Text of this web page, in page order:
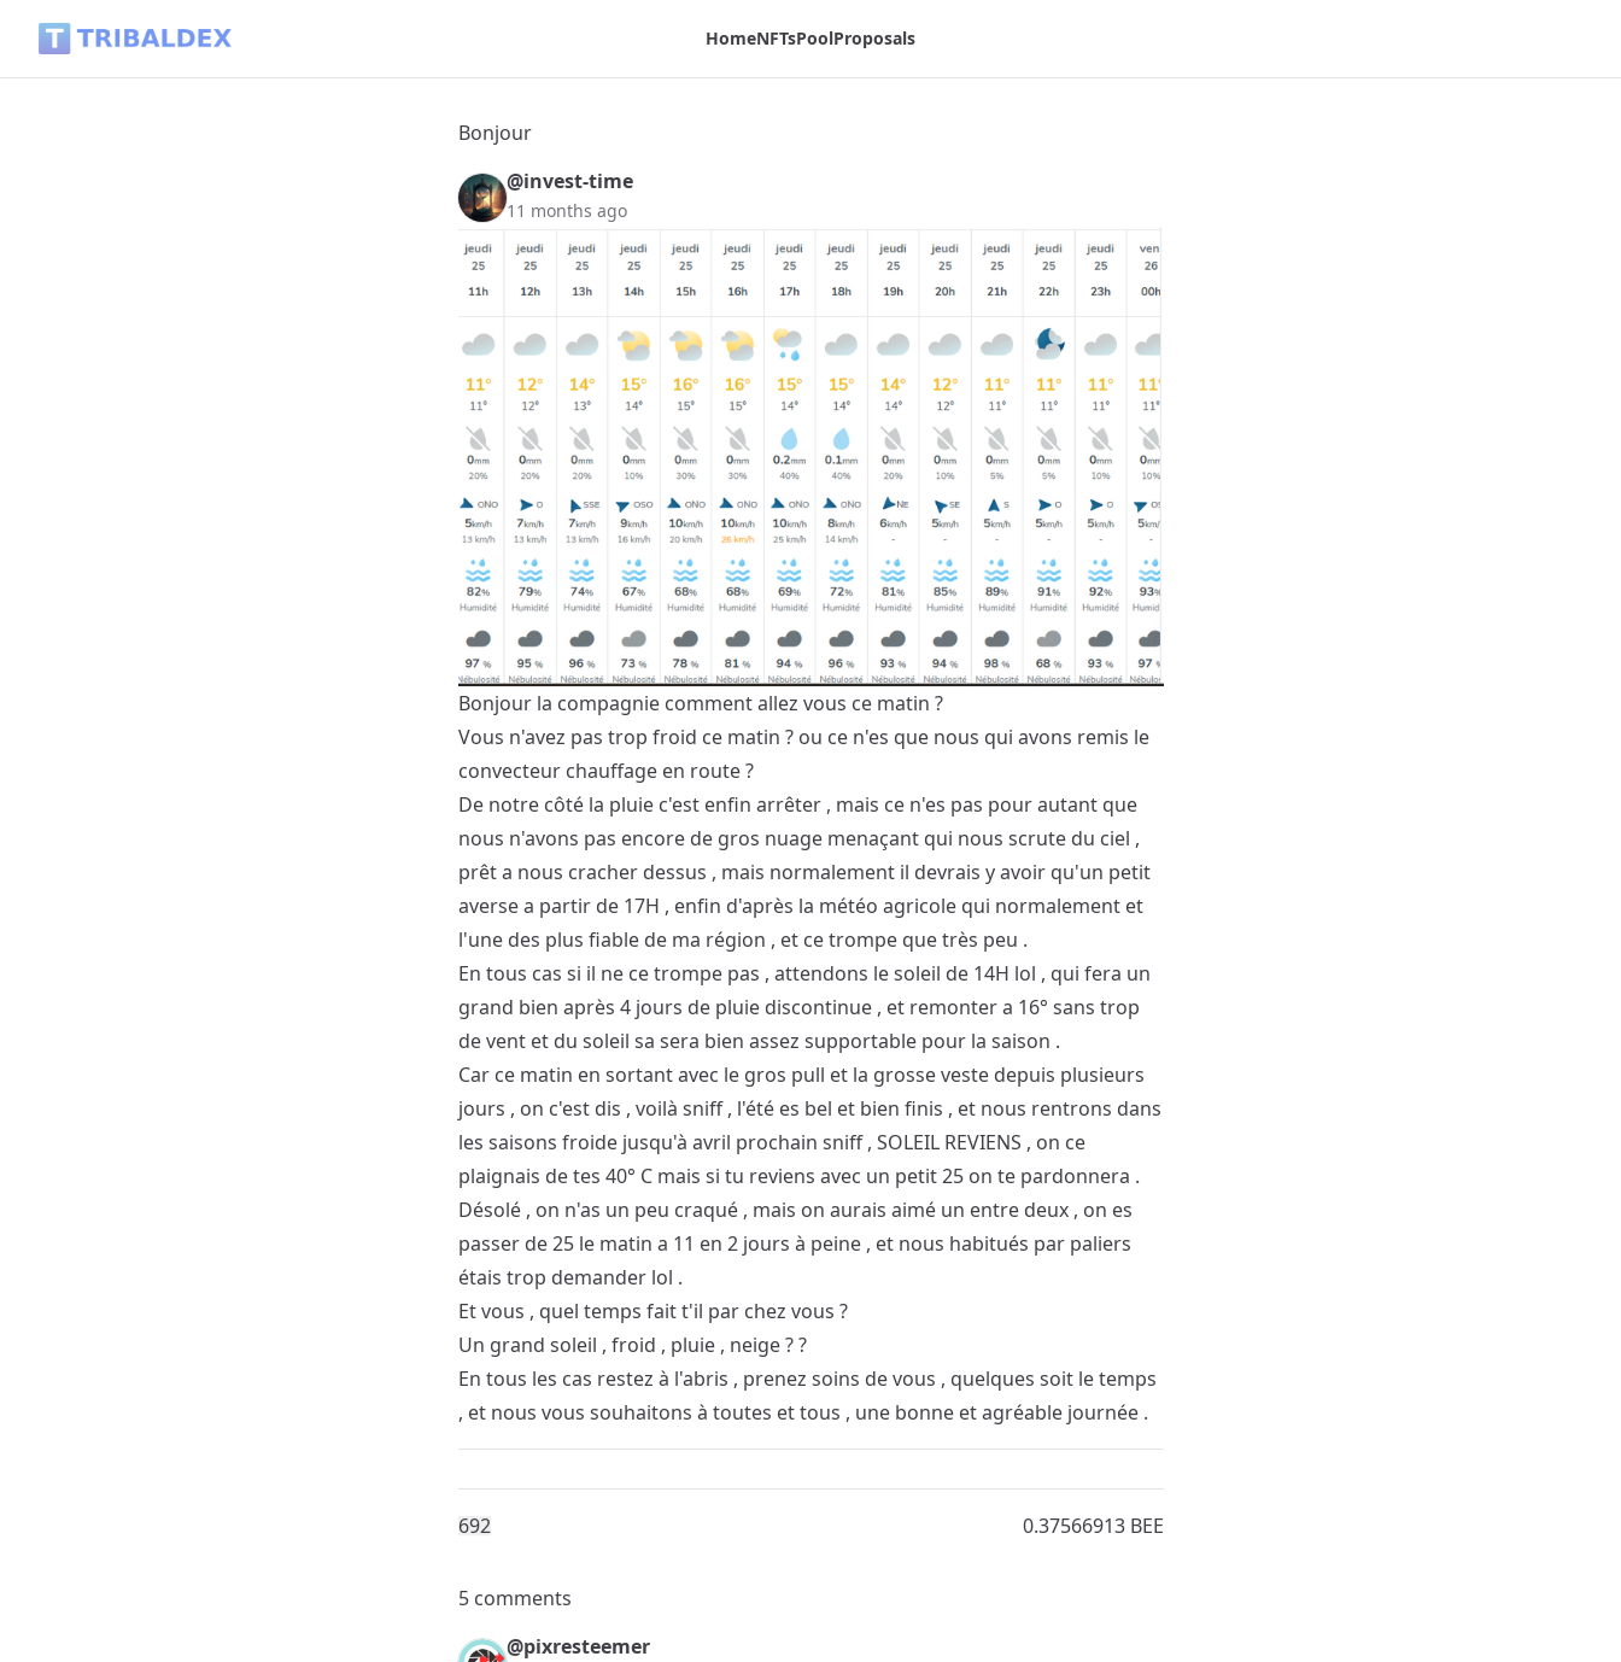
HomeNFTsPoolProposals
Bonjour
@invest-time
11 months ago
Bonjour la compagnie comment allez vous ce matin ?
Vous n'avez pas trop froid ce matin ? ou ce n'es que nous qui avons remis le
convecteur chauffage en route ?
De notre côté la pluie c'est enfin arrêter , mais ce n'es pas pour autant que
nous n'avons pas encore de gros nuage menaçant qui nous scrute du ciel ,
prêt a nous cracher dessus , mais normalement il devrais y avoir qu'un petit
averse a partir de 17H , enfin d'après la météo agricole qui normalement et
l'une des plus fiable de ma région , et ce trompe que très peu .
En tous cas si il ne ce trompe pas , attendons le soleil de 14H lol , qui fera un
grand bien après 4 jours de pluie discontinue , et remonter a 16° sans trop
de vent et du soleil sa sera bien assez supportable pour la saison .
Car ce matin en sortant avec le gros pull et la grosse veste depuis plusieurs
jours , on c'est dis , voilà sniff , l'été es bel et bien finis , et nous rentrons dans
les saisons froide jusqu'à avril prochain sniff , SOLEIL REVIENS , on ce
plaignais de tes 40° C mais si tu reviens avec un petit 25 on te pardonnera .
Désolé , on n'as un peu craqué , mais on aurais aimé un entre deux , on es
passer de 25 le matin a 11 en 2 jours à peine , et nous habitués par paliers
étais trop demander lol .
Et vous , quel temps fait t'il par chez vous ?
Un grand soleil , froid , pluie , neige ? ?
En tous les cas restez à l'abris , prenez soins de vous , quelques soit le temps
, et nous vous souhaitons à toutes et tous , une bonne et agréable journée .
692 0.37566913 BEE
5 comments
@pixresteemer